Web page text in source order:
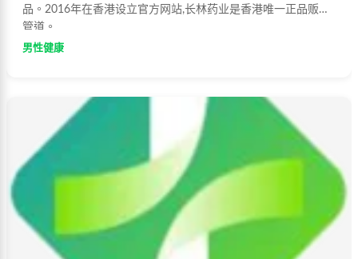
品。2016年在香港设立官方网站,长林药业是香港唯一正品贩售
管道。
男性健康